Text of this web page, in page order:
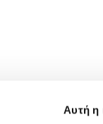
Αυτή η